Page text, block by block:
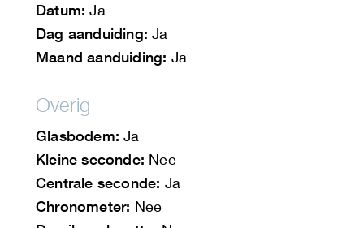
Datum: Ja
Dag aanduiding: Ja
Maand aanduiding: Ja
Overig
Glasbodem: Ja
Kleine seconde: Nee
Centrale seconde: Ja
Chronometer: Nee